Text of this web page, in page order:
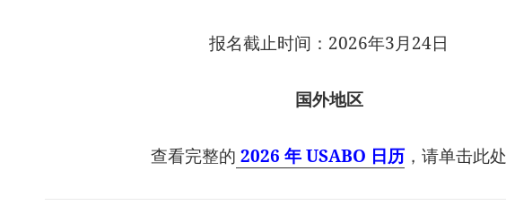
报名截止时间：2026年3月24日
国外地区
查看完整的 2026 年 USABO 日历 ，请单击此处